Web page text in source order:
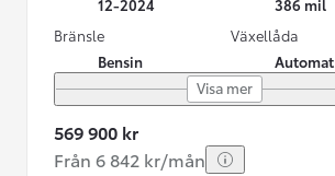
12-2024
386 mil
Bränsle
Bensin
Växellåda
Automat
Visa mer
569 900 kr
Från 6 842 kr/mån